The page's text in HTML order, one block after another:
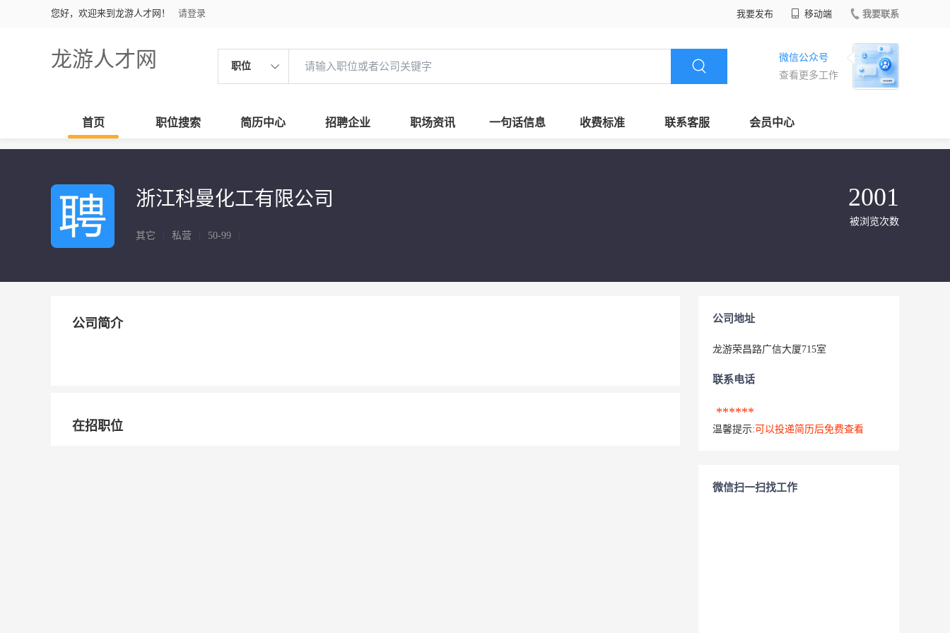
您好，欢迎来到龙游人才网！ 请登录 我要发布 移动端 我要联系
龙游人才网 职位
微信公众号
查看更多工作
首页 职位搜索 简历中心 招聘企业 职场资讯 一句话信息 收费标准 联系客服 会员中心
浙江科曼化工有限公司
其它 私营 50-99
2001
被浏览次数
公司简介
在招职位
公司地址
龙游荣昌路广信大厦715室
联系电话
******
温馨提示: 可以投递简历后免费查看
微信扫一扫找工作